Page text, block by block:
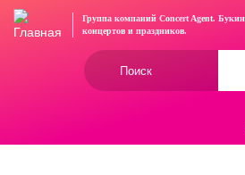
Перейти
Группа компаний Concert Agent.
концертови праздников.